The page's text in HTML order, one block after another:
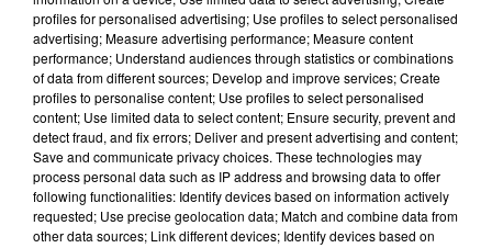
à Coulon !
Le Duel - Gagnez vos entrées
pour l'un des zoos de nos
régions !
profiles for personalised advertising; Use profiles to select personalised
advertising; Measure advertising performance; Measure content
performance; Understand audiences through statistics or combinations
of data from different sources; Develop and improve services; Create
profiles to personalise content; Use profiles to select personalised
content; Use limited data to select content; Ensure security, prevent and
detect fraud, and fix errors; Deliver and present advertising and content;
Save and communicate privacy choices. These technologies may
process personal data such as IP address and browsing data to offer
following functionalities: Identify devices based on information actively
requested; Use precise geolocation data; Match and combine data from
other data sources; Link different devices; Identify devices based on